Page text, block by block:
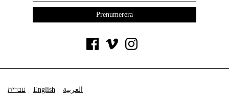
עברית English العربية